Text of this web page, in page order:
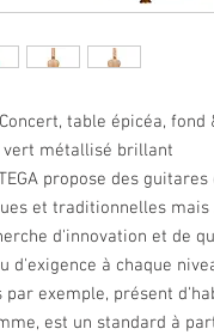
table épicéa,
vert métallisé brillant
propose des
et traditionnelles mais
d'innovation et de
d'exigence à chaque
par exemple, présent
est un standard à